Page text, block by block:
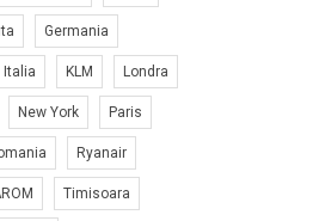
Germania
Italia KLM Londra
New York Paris
Ryanair
Timisoara